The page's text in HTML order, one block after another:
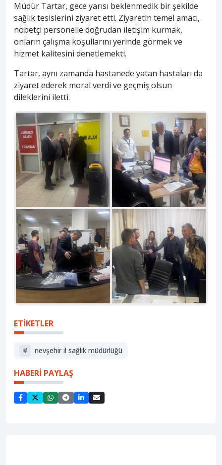
Müdür Tartar, gece yarısı beklenmedik bir şekilde
sağlık tesislerini ziyaret etti. Ziyaretin temel amacı,
nöbetçi personelle doğrudan iletişim kurmak,
onların çalışma koşullarını yerinde görmek ve
hizmet kalitesini denetlemekti.
Tartar, aynı zamanda hastanede yatan hastaları da
ziyaret ederek moral verdi ve geçmiş olsun
dileklerini iletti.
ETİKETLER
# nevşehir i̇l sağlık müdürlüğü
HABERİ PAYLAŞ